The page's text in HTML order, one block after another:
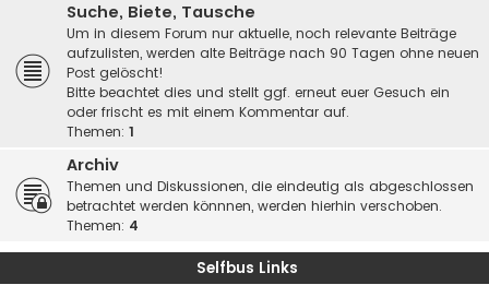
Suche, Biete, Tausche
Um in diesem Forum nur aktuelle, noch relevante Beiträge
aufzulisten, werden alte Beiträge nach 90 Tagen ohne neuen
Post gelöscht!
Bitte beachtet dies und stellt ggf. erneut euer Gesuch ein
oder frischt es mit einem Kommentar auf.
Themen: 1
Archiv
Themen und Diskussionen, die eindeutig als abgeschlossen
betrachtet werden könnnen, werden hierhin verschoben.
Themen: 4
Selfbus Links